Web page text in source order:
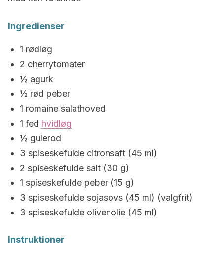
Ingredienser
1 rødløg
2 cherrytomater
½ agurk
½ rød peber
1 romaine salathoved
1 fed hvidløg
½ gulerod
3 spiseskefulde citronsaft (45 ml)
2 spiseskefulde salt (30 g)
1 spiseskefulde peber (15 g)
3 spiseskefulde sojasovs (45 ml) (valgfrit)
3 spiseskefulde olivenolie (45 ml)
Instruktioner